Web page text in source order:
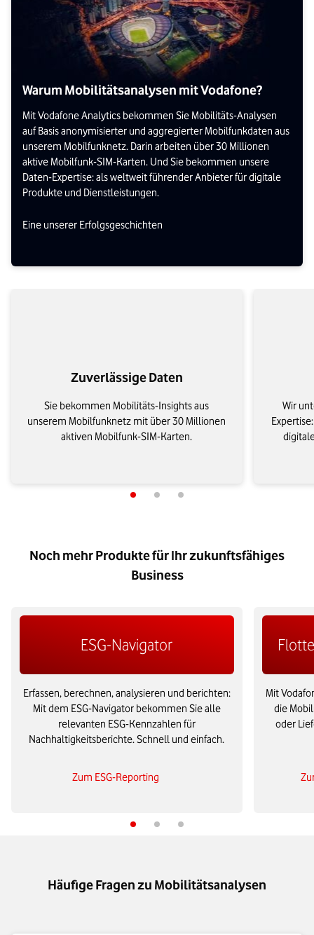
Warum Mobilitätsanalysen mit Vodafone?
Mit Vodafone Analytics bekommen Sie Mobilitäts-Analysen
auf Basis anonymisierter und aggregierter Mobilfunkdaten aus
unserem Mobilfunknetz. Darin arbeiten über 30 Millionen
aktive Mobilfunk-SIM-Karten. Und Sie bekommen unsere
Daten-Expertise: als weltweit führender Anbieter für digitale
Produkte und Dienstleistungen.
Eine unserer Erfolgsgeschichten
Zuverlässige Daten
Sie bekommen Mobilitäts-Insights aus
unserem Mobilfunknetz mit über 30 Millionen
aktiven Mobilfunk-SIM-Karten.
Wir
Noch mehr Produkte für Ihr zukunftsfähiges
Business
ESG-Navigator
Erfassen, berechnen, analysieren und berichten:
Mit dem ESG-Navigator bekommen Sie alle
relevanten ESG-Kennzahlen für
Nachhaltigkeitsberichte. Schnell und einfach.
Zum ESG-Reporting
Mit
die
oder
Häufige Fragen zu Mobilitätsanalysen